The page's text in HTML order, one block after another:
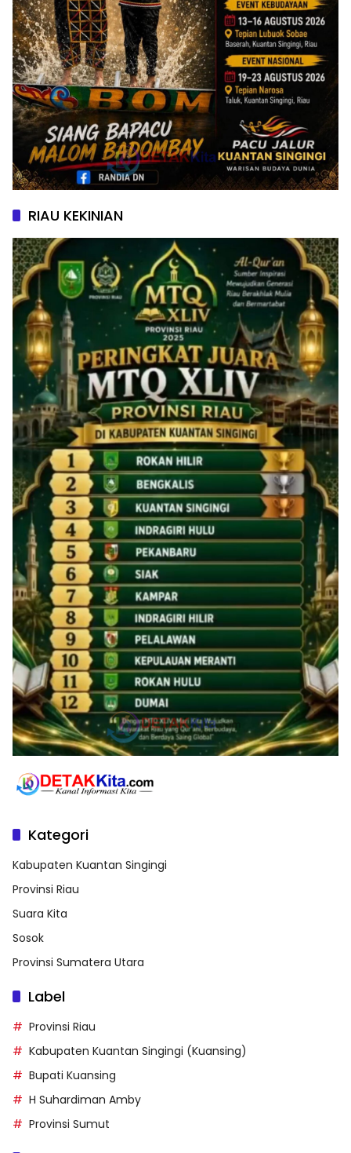
RIAU KEKINIAN
Kategori
Kabupaten Kuantan Singingi
Provinsi Riau
Suara Kita
Sosok
Provinsi Sumatera Utara
Label
Provinsi Riau
Kabupaten Kuantan Singingi (Kuansing)
Bupati Kuansing
H Suhardiman Amby
Provinsi Sumut